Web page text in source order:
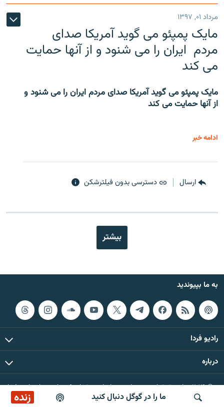
ما را در گوگل دنبال کنید زنده پخش آنلاین
مرداد ۰۱, ۱۳۹۷
مایک پمپئو می گوید آمریکا صدای
مردم ایران را می شنود و از آنها حمایت
می کند
مایک پمپئو می گوید آمریکا صدای مردم ایران را می شنود و
از آنها حمایت می کند
ادامه خبر
ارسال دسترسی بدون فیلترشکن
بیشتر
به ما بپیوندید
رادیو فردا
درباره
© ۲۰۲۶ تمام حقوق این وب‌سایت، بر اساس مقررات کپی‌رایت، برای رادیو فردا
محفوظ است.